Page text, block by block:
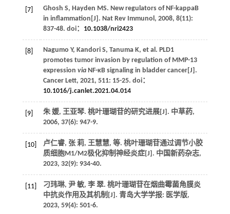
[7] Ghosh S, Hayden MS. New regulators of NF-kappaB
in inflammation[J]. Nat Rev Immunol , 2008, 8(11):
837-48. doi： 10.1038/nri2423
[8] Nagumo Y, Kandori S, Tanuma K, et al . PLD1
promotes tumor invasion by regulation of MMP-13
expression viaNF-κB signaling in bladder cancer[J].
Cancer Lett, 2021, 511: 15-25. doi：
10.1016/j.canlet.2021.04.014
[9] 朱 媛, 王亚琴. 桃叶珊瑚苷的研究进展[J]. 中草药,
2006, 37(6): 947-9.
[10] 卢仁睿, 张 莉, 王慧慧, 等. 桃叶珊瑚苷通过调节小胶
质细胞M1/M2极化抑制神经炎症[J]. 中国新药杂志,
2023, 32(9): 934-40.
[11]
刁玮琳, 尹 敏, 李 翠. 桃叶珊瑚苷在烟曲霉菌角膜炎
中抗炎作用及其机制[J]. 青岛大学学报: 医学版,
2023, 59(4): 501-6.